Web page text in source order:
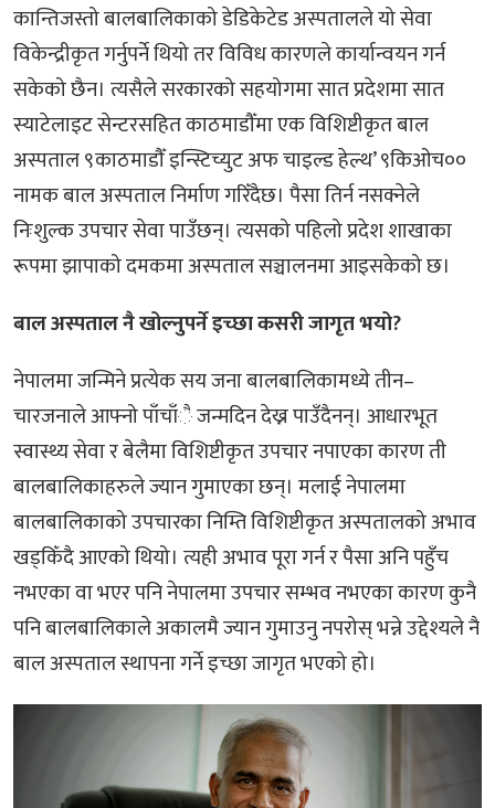
कान्तिजस्तो बालबालिकाको डेडिकेटेड अस्पतालले यो सेवा
विकेन्द्रीकृत गर्नुपर्ने थियो तर विविध कारणले कार्यान्वयन गर्न
सकेको छैन। त्यसैले सरकारको सहयोगमा सात प्रदेशमा सात
स्याटेलाइट सेन्टरसहित काठमाडौँमा एक विशिष्टीकृत बाल
अस्पताल ९काठमाडौँ इन्स्टिच्युट अफ चाइल्ड हेल्थ’ ९किओच००
नामक बाल अस्पताल निर्माण गरिँदैछ। पैसा तिर्न नसक्नेले
निःशुल्क उपचार सेवा पाउँछन्। त्यसको पहिलो प्रदेश शाखाका
रूपमा झापाको दमकमा अस्पताल सञ्चालनमा आइसकेको छ।
बाल अस्पताल नै खोल्नुपर्ने इच्छा कसरी जागृत भयो?
नेपालमा जन्मिने प्रत्येक सय जना बालबालिकामध्ये तीन–
चारजनाले आफ्नो पाँचाँै जन्मदिन देख्न पाउँदैनन्। आधारभूत
स्वास्थ्य सेवा र बेलैमा विशिष्टीकृत उपचार नपाएका कारण ती
बालबालिकाहरुले ज्यान गुमाएका छन्। मलाई नेपालमा
बालबालिकाको उपचारका निम्ति विशिष्टीकृत अस्पतालको अभाव
खड्किँदै आएको थियो। त्यही अभाव पूरा गर्न र पैसा अनि पहुँच
नभएका वा भएर पनि नेपालमा उपचार सम्भव नभएका कारण कुनै
पनि बालबालिकाले अकालमै ज्यान गुमाउनु नपरोस् भन्ने उद्देश्यले नै
बाल अस्पताल स्थापना गर्ने इच्छा जागृत भएको हो।